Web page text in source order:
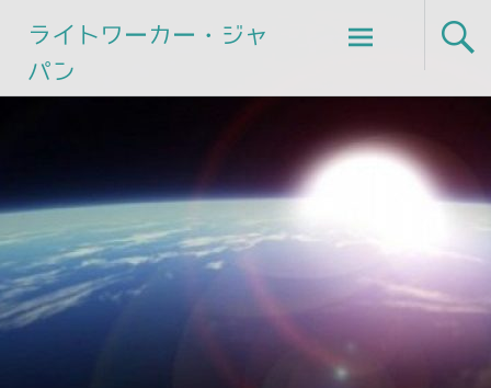
ライトワーカー・ジャ
パン
Skip
to